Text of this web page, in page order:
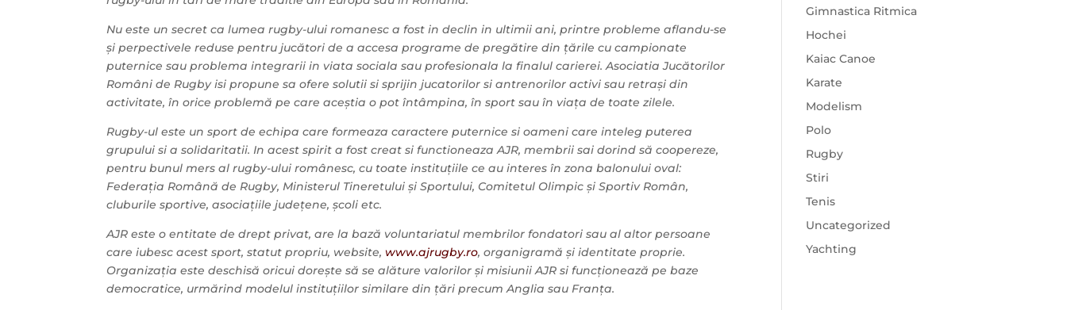
Nu este un secret ca lumea rugby-ului romanesc a fost in declin in ultimii ani, printre probleme aflandu-se
și perpectivele reduse pentru jucători de a accesa programe de pregătire din țările cu campionate
puternice sau problema integrarii in viata sociala sau profesionala la finalul carierei. Asociatia Jucătorilor
Români de Rugby isi propune sa ofere solutii si sprijin jucatorilor si antrenorilor activi sau retrași din
activitate, în orice problemă pe care aceștia o pot întâmpina, în sport sau în viața de toate zilele.
Rugby-ul este un sport de echipa care formeaza caractere puternice si oameni care inteleg puterea
grupului si a solidaritatii. In acest spirit a fost creat si functioneaza AJR, membrii sai dorind să coopereze,
pentru bunul mers al rugby-ului românesc, cu toate instituțiile ce au interes în zona balonului oval:
Federația Română de Rugby, Ministerul Tineretului și Sportului, Comitetul Olimpic și Sportiv Român,
cluburile sportive, asociațiile județene, școli etc.
AJReste o entitate de drept privat, are la bază voluntariatul membrilor fondatori sau al altor persoane
care iubesc acest sport, statut propriu, website, www.ajrugby.ro,organigramă și identitate proprie.
Organizația este deschisă oricui dorește să se alăture valorilor și misiunii AJR si funcționează pe baze
democratice, urmărind modelul instituțiilor similare din țări precum Anglia sau Franța.
Gimnastica Ritmica
Hochei
Kaiac Canoe
Karate
Modelism
Polo
Rugby
Stiri
Tenis
Uncategorized
Yachting